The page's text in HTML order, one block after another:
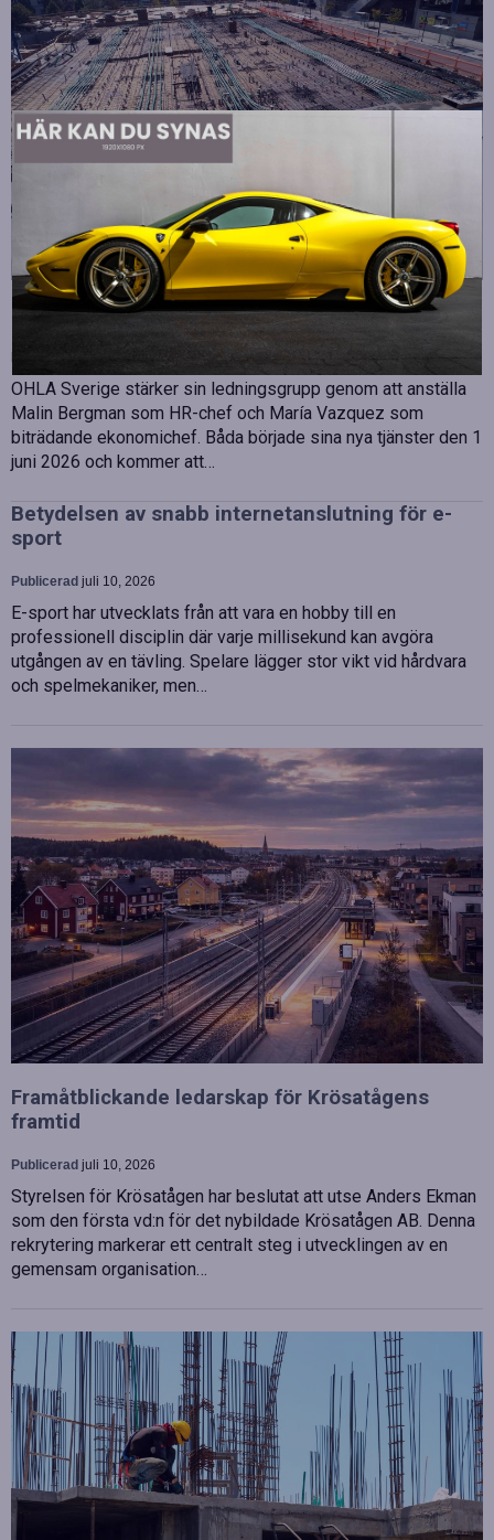
Strategiska tillskott till OHLA Sveriges ledning
OHLA Sverige stärker sin ledningsgrupp genom att anställa
Malin Bergman som HR-chef och María Vazquez som
biträdande ekonomichef. Båda började sina nya tjänster den 1
juni 2026 och kommer att…
Betydelsen av snabb internetanslutning för e-
sport
Publicerad juli 10, 2026
E-sport har utvecklats från att vara en hobby till en
professionell disciplin där varje millisekund kan avgöra
utgången av en tävling. Spelare lägger stor vikt vid hårdvara
och spelmekaniker, men…
Framåtblickande ledarskap för Krösatågens
framtid
Publicerad juli 10, 2026
Styrelsen för Krösatågen har beslutat att utse Anders Ekman
som den första vd:n för det nybildade Krösatågen AB. Denna
rekrytering markerar ett centralt steg i utvecklingen av en
gemensam organisation…